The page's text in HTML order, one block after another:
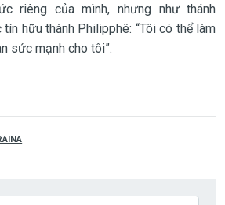
riêng của mình, nhưng như thánh
hữu thành Philipphê: “Tôi có thể làm
sức mạnh cho tôi”.